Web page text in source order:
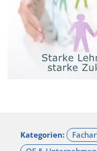
Kategorien: